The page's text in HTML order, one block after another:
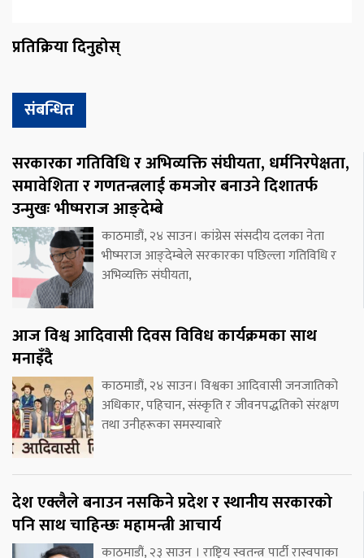
प्रतिक्रिया दिनुहोस्
संबन्धित
सरकारका गतिविधि र अभिव्यक्ति संघीयता, धर्मनिरपेक्षता,
समावेशिता र गणतन्त्रलाई कमजोर बनाउने दिशातर्फ
उन्मुखः भीष्मराज आङ्देम्बे
काठमाडौं, २४ साउन। कांग्रेस संसदीय दलका नेता
भीष्मराज आङ्देम्बेले सरकारका पछिल्ला गतिविधि र
अभिव्यक्ति संघीयता,
आज विश्व आदिवासी दिवस विविध कार्यक्रमका साथ
मनाइँदै
काठमाडौं, २४ साउन। विश्वका आदिवासी जनजातिको
अधिकार, पहिचान, संस्कृति र जीवनपद्धतिको संरक्षण
तथा उनीहरूका समस्याबारे
देश एक्लैले बनाउन नसकिने प्रदेश र स्थानीय सरकारको
पनि साथ चाहिन्छः महामन्त्री आचार्य
काठमाडौं, २३ साउन । राष्ट्रिय स्वतन्त्र पार्टी रास्वपाका